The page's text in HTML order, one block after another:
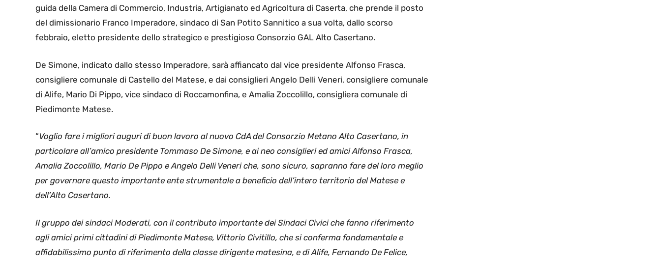
guida della Camera di Commercio, Industria, Artigianato ed Agricoltura di Caserta, che prende il posto
del dimissionario Franco Imperadore, sindaco di San Potito Sannitico a sua volta, dallo scorso
febbraio, eletto presidente dello strategico e prestigioso Consorzio GAL Alto Casertano.
De Simone, indicato dallo stesso Imperadore, sarà affiancato dal vice presidente Alfonso Frasca,
consigliere comunale di Castello del Matese, e dai consiglieri Angelo Delli Veneri, consigliere comunale
di Alife, Mario Di Pippo, vice sindaco di Roccamonfina, e Amalia Zoccolillo, consigliera comunale di
Piedimonte Matese.
“Voglio fare i migliori auguri di buon lavoro al nuovo CdA del Consorzio Metano Alto Casertano, in
particolare all’amico presidente Tommaso De Simone, e ai neo consiglieri ed amici Alfonso Frasca,
Amalia Zoccolillo, Mario De Pippo e Angelo Delli Veneri che, sono sicuro, sapranno fare del loro meglio
per governare questo importante ente strumentale a beneficio dell’intero territorio del Matese e
dell’Alto Casertano.
Il gruppo dei sindaci Moderati, con il contributo importante dei Sindaci Civici che fanno riferimento
agli amici primi cittadini di Piedimonte Matese, Vittorio Civitillo, che si conferma fondamentale e
affidabilissimo punto di riferimento della classe dirigente matesina, e di Alife, Fernando De Felice,